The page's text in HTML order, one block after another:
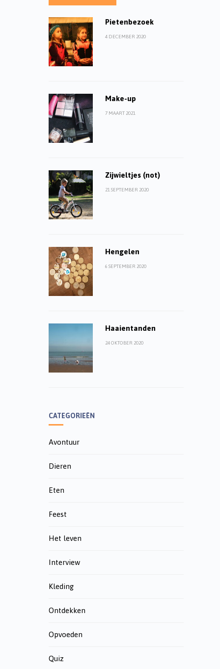
Pietenbezoek
4 DECEMBER 2020
Make-up
7 MAART 2021
Zijwieltjes (not)
21 SEPTEMBER 2020
Hengelen
6 SEPTEMBER 2020
Haaientanden
24 OKTOBER 2020
CATEGORIEËN
Avontuur
Dieren
Eten
Feest
Het leven
Interview
Kleding
Ontdekken
Opvoeden
Quiz